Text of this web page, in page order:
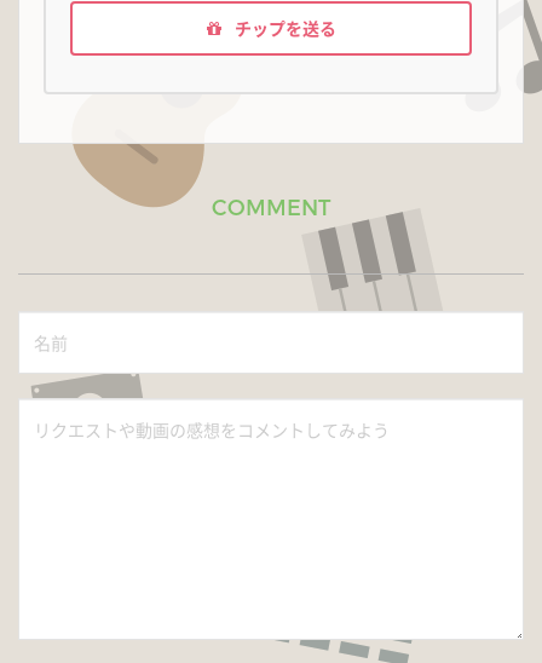
チップを送る
COMMENT